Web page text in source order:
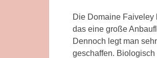
Die Domaine Faiveley
das eine große
Dennoch legt man
geschaffen.